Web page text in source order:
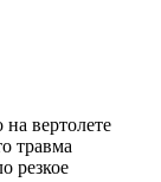
вертолете
травма
резкое